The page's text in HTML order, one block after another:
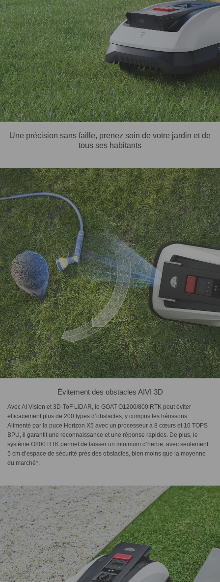
Une précision sans faille, prenez soin de votre jardin et de
tous ses habitants
Évitement des obstacles AIVI 3D
Avec AI Vision et 3D-ToF LiDAR, le GOAT O1200/800 RTK peut éviter
efficacement plus de 200 types d’obstacles, y compris les hérissons.
Alimenté par la puce Horizon X5 avec un processeur à 8 cœurs et 10 TOPS
BPU, il garantit une reconnaissance et une réponse rapides. De plus, le
système O800 RTK permet de laisser un minimum d’herbe, avec seulement
5 cm d’espace de sécurité près des obstacles, bien moins que la moyenne
du marché*.